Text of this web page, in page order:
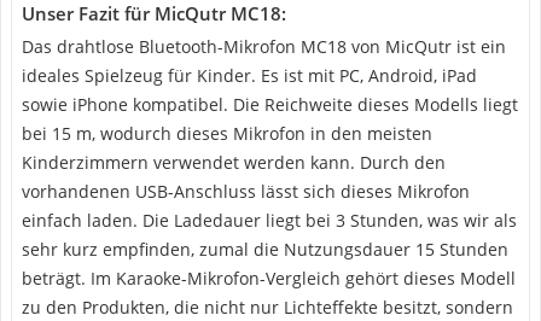
Unser Fazit für MicQutr MC18:
Das drahtlose Bluetooth-Mikrofon MC18 von MicQutr ist ein
ideales Spielzeug für Kinder. Es ist mit PC, Android, iPad
sowie iPhone kompatibel. Die Reichweite dieses Modells liegt
bei 15 m, wodurch dieses Mikrofon in den meisten
Kinderzimmern verwendet werden kann. Durch den
vorhandenen USB-Anschluss lässt sich dieses Mikrofon
einfach laden. Die Ladedauer liegt bei 3 Stunden, was wir als
sehr kurz empfinden, zumal die Nutzungsdauer 15 Stunden
beträgt. Im Karaoke-Mikrofon-Vergleich gehört dieses Modell
zu den Produkten, die nicht nur Lichteffekte besitzt, sondern